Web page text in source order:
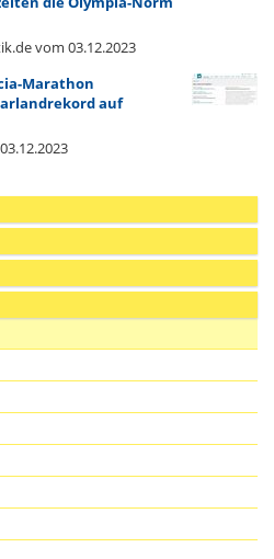
vom 03.12.2023
Marathon
auf